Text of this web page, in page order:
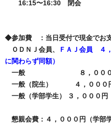
16:15〜16:30 閉会
◆参加費 ：当日受付で現金でお
ＯＤＮＪ会員、
ＦＡＪ会員 ４
に関わらず同額）
一般 ８，０００
一般（院生） ４，０００
一般（学部学生） ３，０００円
懇親会費：４，０００円（学部